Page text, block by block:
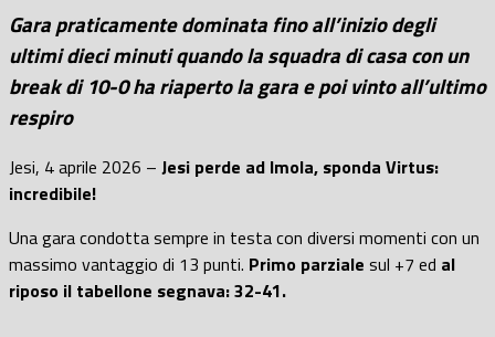
Gara praticamente dominata fino all’inizio degli
ultimi dieci minuti quando la squadra di casa con un
break di 10-0 ha riaperto la gara e poi vinto all’ultimo
respiro
Jesi, 4 aprile 2026 – Jesi perde ad Imola, sponda Virtus:
incredibile!
Una gara condotta sempre in testa con diversi momenti con un
massimo vantaggio di 13 punti. Primo parziale sul +7 ed al
riposo il tabellone segnava: 32-41.